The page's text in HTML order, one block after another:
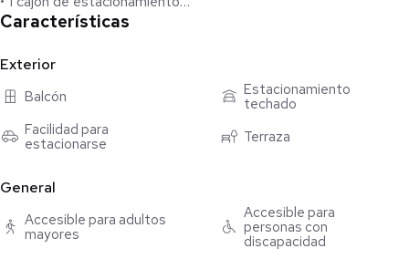
• Área de servicio amplia
Distribución y Equipamiento
• Cocina integral equipada con:
• Estufa
• Campana
• Refrigerador
• Cocina equipada con:
• Vasos, platos, copas
• Cubiertos, tuppers y utensilios básicos
• Área de sala y comedor corridos con mobiliario
Características
Exterior
Balcón
Estacionamiento
techado
Facilidad para
estacionarse
Terraza
General
Accesible para adultos
mayores
Accesible para
personas con
discapacidad